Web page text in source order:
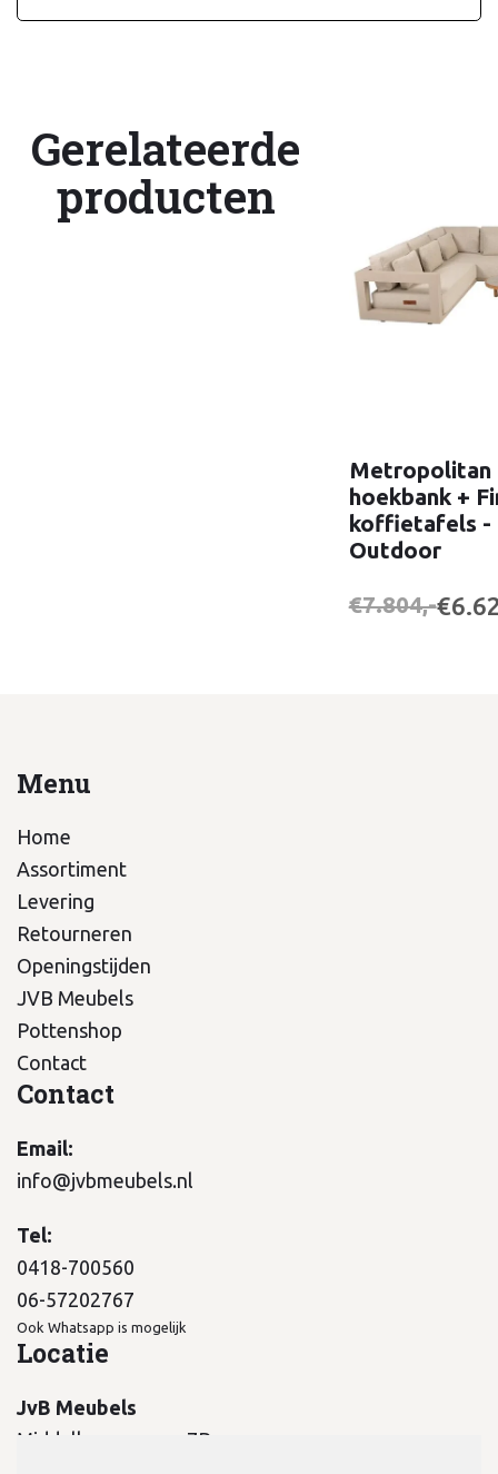
Gerelateerde
producten
Metropolitan
hoekbank +
koffietafels -
Outdoor
€7.804,-
Menu
Home
Assortiment
Levering
Retourneren
Openingstijden
JVB Meubels
Pottenshop
Contact
Contact
Email:
info@jvbmeubels.nl
Tel:
0418-700560
06-57202767
Ook Whatsapp is mogelijk
Locatie
JvB Meubels
Middelkampseweg 7B